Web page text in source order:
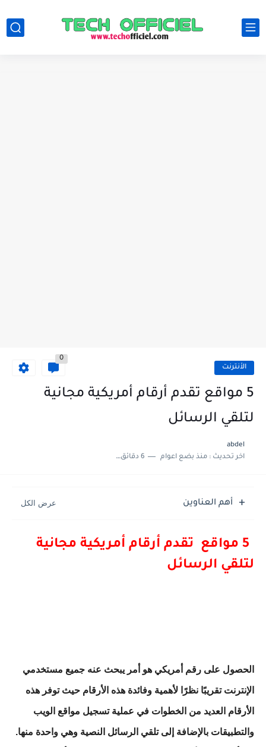
الأنترنت
0
5 مواقع تقدم أرقام أمريكية مجانية
لتلقي الرسائل
abdel
اخر تحديث :منذ بضع اعوام 6 دقائق للقراءة
أهم العناوين
5 مواقع تقدم أرقام أمريكية مجانية
لتلقي الرسائل
الحصول على رقم أمريكي هو أمر يبحث عنه جميع مستخدمي
الإنترنت تقريبًا نظرًا لأهمية وفائدة هذه الأرقام حيث توفر هذه
الأرقام العديد من الخطوات في عملية تسجيل مواقع الويب
والتطبيقات بالإضافة إلى تلقي الرسائل النصية وهي واحدة منها.